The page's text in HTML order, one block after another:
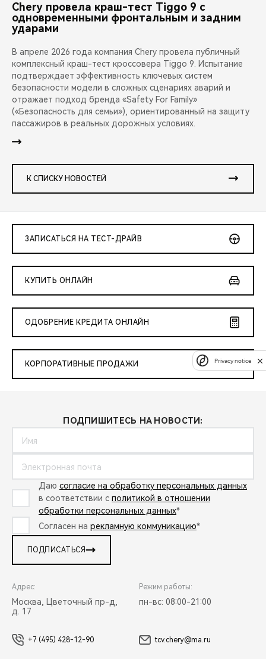
Chery провела краш-тест Tiggo 9 с
одновременными фронтальным и задним
ударами
В апреле 2026 года компания Chery провела публичный
комплексный краш-тест кроссовера Tiggo 9. Испытание
подтверждает эффективность ключевых систем
безопасности модели в сложных сценариях аварий и
отражает подход бренда «Safety For Family»
(«Безопасность для семьи»), ориентированный на защиту
пассажиров в реальных дорожных условиях.
К СПИСКУ НОВОСТЕЙ
ЗАПИСАТЬСЯ НА ТЕСТ-ДРАЙВ
КУПИТЬ ОНЛАЙН
ОДОБРЕНИЕ КРЕДИТА ОНЛАЙН
КОРПОРАТИВНЫЕ ПРОДАЖИ
ПОДПИШИТЕСЬ НА НОВОСТИ:
Даю согласие на обработку персональных данных
в соответствии с политикой в отношении
обработки персональных данных*
Согласен на рекламную коммуникацию*
ПОДПИСАТЬСЯ
Адрес:
Москва, Цветочный пр-д,
д. 17
Режим работы:
пн-вс: 08:00-21:00
+7 (495) 428-12-90 tcv.chery@ma.ru
Privacy notice